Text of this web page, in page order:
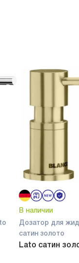
В наличии
Дозатор для
сатин золото
Lato сатин